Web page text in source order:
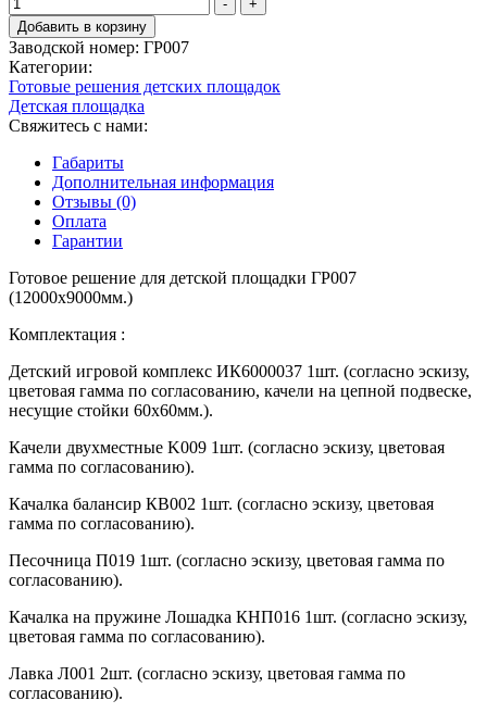
366,530₽.
товара
Готовое
решение
для
детской
площадки
ГР007
-
+
Добавить в корзину
Заводской номер: ГP007
Категории:
Готовые решения детских площадок
Детская площадка
Свяжитесь с нами:
Габариты
Дополнительная информация
Отзывы (0)
Оплата
Гарантии
Готовое решение для детской площадки ГР007
(12000х9000мм.)
Комплектация :
Детский игровой комплекс ИК6000037 1шт. (согласно эскизу,
цветовая гамма по согласованию, качели на цепной подвеске,
несущие стойки 60х60мм.).
Качели двухместные K009 1шт. (согласно эскизу, цветовая
гамма по согласованию).
Качалка балансир КВ002 1шт. (согласно эскизу, цветовая
гамма по согласованию).
Песочница П019 1шт. (согласно эскизу, цветовая гамма по
согласованию).
Качалка на пружине Лошадка КНП016 1шт. (согласно эскизу,
цветовая гамма по согласованию).
Лавка Л001 2шт. (согласно эскизу, цветовая гамма по
согласованию).